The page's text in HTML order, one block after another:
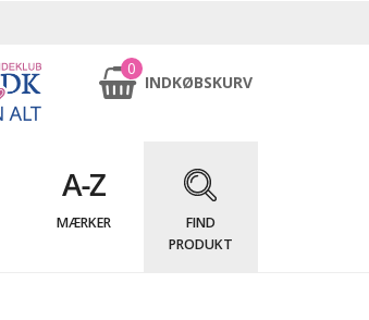
0
INDKØBSKURV
MÆRKER
FIND
PRODUKT